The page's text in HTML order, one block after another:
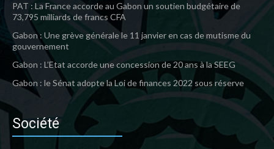
PAT : La France accorde au Gabon un soutien budgétaire de
73,795 milliards de francs CFA
Gabon : Une grève générale le 11 janvier en cas de mutisme du
gouvernement
Gabon : L’Etat accorde une concession de 20 ans à la SEEG
Gabon : le Sénat adopte la Loi de finances 2022 sous réserve
Société